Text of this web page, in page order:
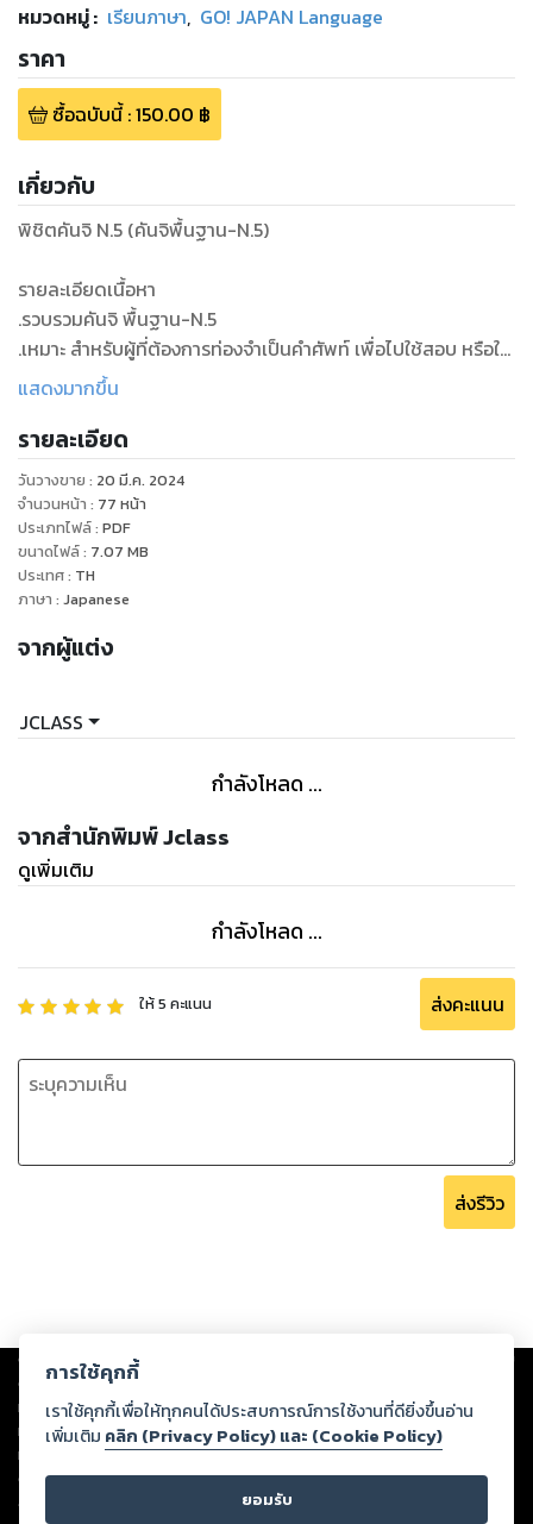
หมวดหมู่: เรียนภาษา, GO! JAPAN Language
ราคา
ซื้อฉบับนี้:150.00 ฿
เกี่ยวกับ
พิชิตคันจิ N.5 (คันจิพื้นฐาน-N.5)
รายละเอียดเนื้อหา
.รวบรวมคันจิ พื้นฐาน-N.5
.เหมาะ สำหรับผู้ที่ต้องการท่องจำเป็นคำศัพท์ เพื่อไปใช้สอบ หรือใช้
งานได้เลย
กับ 訓読み
.รวมคำศัพท์คันจิประมาณ470 คำ
.แถม แบบฝึกหัดวัดความพร้อมของตัวเอง พร้อมเฉลย
แสดงมากขึ้น
รายละเอียด
วันวางขาย : 20 มี.ค. 2024
จำนวนหน้า : 77 หน้า
ประเภทไฟล์: PDF
ขนาดไฟล์: 7.07 MB
ประเทศ: TH
ภาษา : Japanese
จากผู้แต่ง
JCLASS
กำลังโหลด ...
จากสำนักพิมพ์ Jclass
ดูเพิ่มเติม
กำลังโหลด ...
ให้5 คะแนน ส่งคะแนน
ส่งรีวิว
Copyright © 2026
ต่อผลงานหรือเนื้อหาใดที่อัปโหลดผ่านเว็บไซต์และปรากฏว่าละเมิดสิทธิใน
ทรัพย์สินทางปัญญาของบุคคลอื่นหรือขัดต่อกฎหมายและศีลธรรม ดังนั้น ผู้อ่าน
ทุกท่านโปรดใช้วิจารณญาณในการกลั่นกรองด้วยตนเอง และหากท่านพบว่าส่วน
หนึ่งส่วนใดขัดต่อกฎหมายและศีลธรรม กรุณาแจ้งมายังบริษัท เพื่อทีมงานจะได้
ดำเนินการในทันที ทั้งนี้ ทางสตอรี่ล็อกขอสงวนลิขสิทธิ์ตามพระราชบัญญัติ
ลิขสิทธิ์ พ.ศ. 2537 (ฉบับล่าสุด)
การใช้คุกกี้
เราใช้คุกกี้เพื่อให้ทุกคนได้ประสบการณ์การใช้งานที่ดียิ่งขึ้นอ่าน
เพิ่มเติม คลิก (Privacy Policy) และ (Cookie Policy)
ยอมรับ